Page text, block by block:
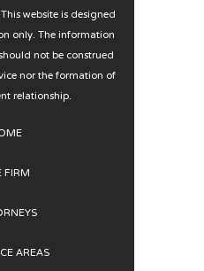
website is designed
only. The information
not be construed
nor the formation of
relationship.
AREAS